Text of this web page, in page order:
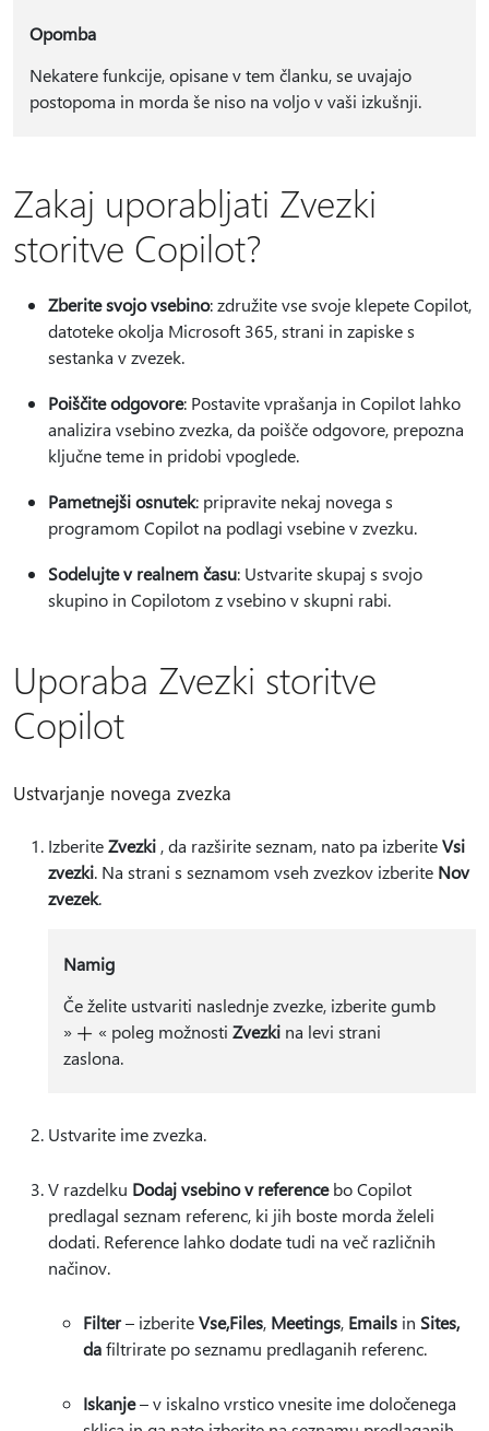
Opomba
Nekatere funkcije, opisane v tem članku, se uvajajo
postopoma in morda še niso na voljo v vaši izkušnji.
Zakaj uporabljati Zvezki
storitve Copilot?
Zberite svojo vsebino: združite vse svoje klepete Copilot,
datoteke okolja Microsoft 365, strani in zapiske s
sestanka v zvezek.
Poiščite odgovore: Postavite vprašanja in Copilot lahko
analizira vsebino zvezka, da poišče odgovore, prepozna
ključne teme in pridobi vpoglede.
Pametnejši osnutek: pripravite nekaj novega s
programom Copilot na podlagi vsebine v zvezku.
Sodelujte v realnem času: Ustvarite skupaj s svojo
skupino in Copilotom z vsebino v skupni rabi.
Uporaba Zvezki storitve
Copilot
Ustvarjanje novega zvezka
IzberiteZvezki , da razširite seznam, nato pa izberiteVsi
zvezki. Na strani s seznamom vseh zvezkov izberite Nov
zvezek.
Namig
Če želite ustvariti naslednje zvezke, izberite gumb
»
« poleg možnosti Zvezkina levi strani
zaslona.
Ustvarite ime zvezka.
V razdelku Dodaj vsebino v referencebo Copilot
predlagal seznam referenc, ki jih boste morda želeli
dodati. Reference lahko dodate tudi na več različnih
načinov.
Filter– izberiteVse,Files, Meetings, Emails in Sites,
dafiltrirate po seznamu predlaganih referenc.
Iskanje– v iskalno vrstico vnesite ime določenega